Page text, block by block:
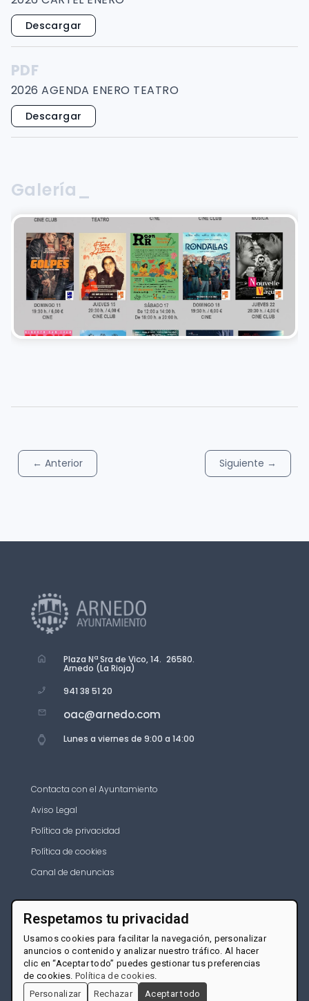
Descargar
PDF
2026 AGENDA ENERO TEATRO
Descargar
Galería_
← Anterior Siguiente →
Plaza Nª Sra de Vico, 14. 26580.
Arnedo (La Rioja)
941 38 51 20
oac@arnedo.com
Lunes a viernes de 9:00 a 14:00
Contacta con el Ayuntamiento
Aviso Legal
Política de privacidad
Política de cookies
Canal de denuncias
Respetamos tu privacidad
Usamos cookies para facilitar la navegación, personalizar
anuncios o contenido y analizar nuestro tráfico. Al hacer
clic en “Aceptar todo” puedes gestionar tus preferencias
de cookies. Política de cookies.
Personalizar
Rechazar Aceptar todo